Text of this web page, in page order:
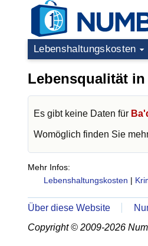
Lebenshaltungskosten
Lebensqualität
Es gibt keine Daten für
Womöglich finden Sie
Mehr Infos:
Lebenshaltungskosten |
Über diese Website
Copyright © 2009-2026